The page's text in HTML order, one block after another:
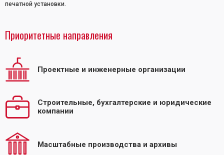
печатной установки.
Приоритетные направления
Проектные и инженерные организации
Строительные, бухгалтерские и юридические
компании
Масштабные производства и архивы